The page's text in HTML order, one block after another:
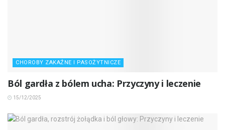
CHOROBY ZAKAŹNE I PASOŻYTNICZE
Ból gardła z bólem ucha: Przyczyny i leczenie
15/12/2025